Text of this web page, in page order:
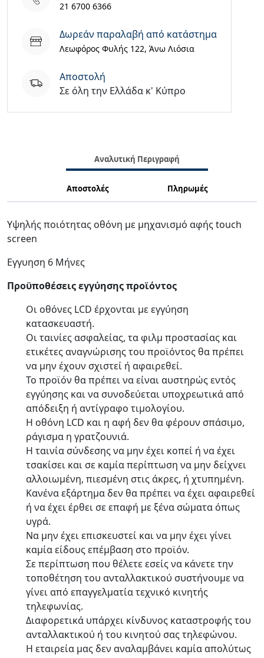
21 6700 6366
Δωρεάν παραλαβή από κατάστημα
Λεωφόρος Φυλής 122, Άνω Λιόσια
Aποστολή
Σε όλη την Ελλάδα κ' Κύπρο
Αναλυτική Περιγραφή
Αποστολές Πληρωμές
Υψηλής ποιότητας οθόνη με μηχανισμό αφής touch
screen
Eγγυηση 6 Μήνες
Προϋποθέσεις εγγύησης προϊόντος
Οι οθόνες LCD έρχονται μεεγγύηση
κατασκευαστή.
Οι ταινίες ασφαλείας, τα φιλμ προστασίας και
ετικέτες αναγνώρισης του προϊόντος θα πρέπει
να μην έχουν σχιστεί ή αφαιρεθεί.
Το προϊόν θα πρέπει να είναι αυστηρώς εντός
εγγύησης και να συνοδεύεται υποχρεωτικά από
απόδειξη ή αντίγραφο τιμολογίου.
Η οθόνη LCD και η αφή δεν θα φέρουν σπάσιμο,
ράγισμα η γρατζουνιά.
Η ταινία σύνδεσης να μην έχει κοπεί ή να έχει
τσακίσει και σε καμία περίπτωση να μην δείχνει
αλλοιωμένη, πιεσμένη στις άκρες, ή χτυπημένη.
Κανένα εξάρτημα δεν θα πρέπει να έχει αφαιρεθεί
ή να έχει έρθει σε επαφή με ξένα σώματα όπως
υγρά.
Να μην έχει επισκευστεί και να μην έχει γίνει
καμία είδους επέμβαση στο προϊόν.
Σε περίπτωση που θέλετε εσείς να κάνετε την
τοποθέτηση του ανταλλακτικού συστήνουμε να
γίνει από επαγγελματία τεχνικό κινητής
τηλεφωνίας.
Διαφορετικά υπάρχει κίνδυνος καταστροφής του
ανταλλακτικού ή του κινητού σας τηλεφώνου.
Η εταιρεία μας δεν αναλαμβάνει καμία απολύτως